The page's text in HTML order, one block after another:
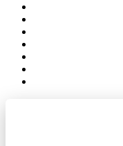
Kolejna udana